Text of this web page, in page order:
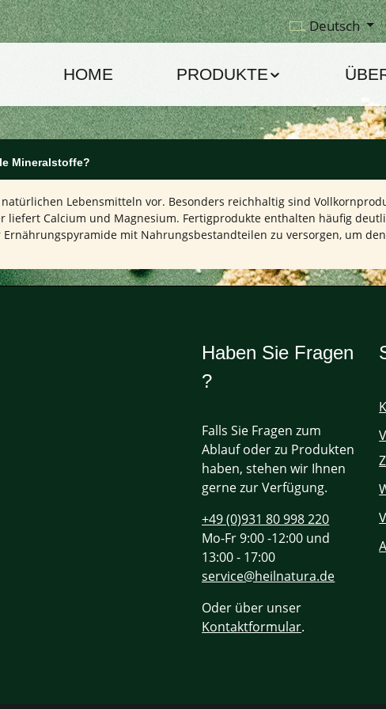
Deutsch
HOME PRODUKTE
Mineralstoffe?
Lebensmitteln vor. Besonders reichhaltig sind
liefert Calcium und Magnesium. Fertigprodukte enthalten häufig
mit Nahrungsbestandteilen zu versorgen, um
Haben Sie Fragen
?
Falls Sie Fragen zum
Ablauf oder zu Produkten
haben, stehen wir Ihnen
gerne zur Verfügung.
+49 (0)931 80 998 220
Mo-Fr 9:00 -12:00 und
13:00 - 17:00
service@heilnatura.de
Oder über unser
Kontaktformular.